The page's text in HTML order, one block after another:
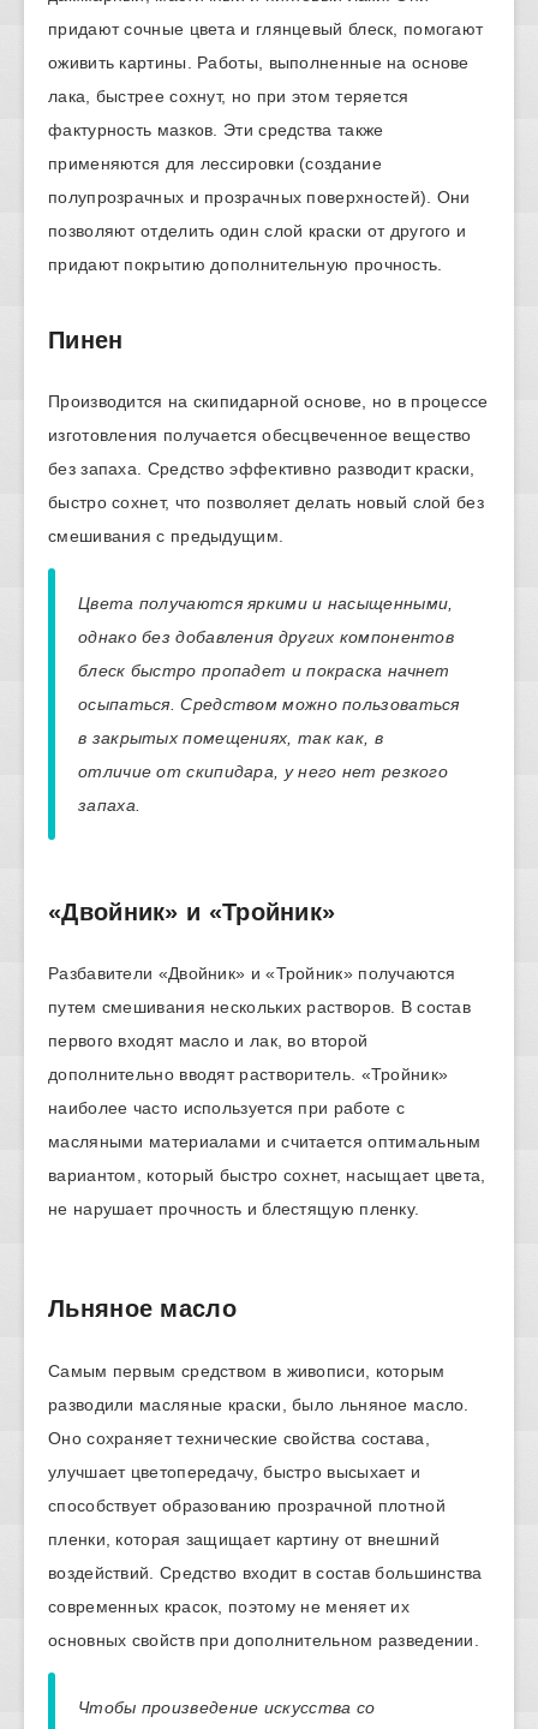
придают сочные цвета и глянцевый блеск, помогают
оживить картины. Работы, выполненные на основе
лака, быстрее сохнут, но при этом теряется
фактурность мазков. Эти средства также
применяются для лессировки (создание
полупрозрачных и прозрачных поверхностей). Они
позволяют отделить один слой краски от другого и
придают покрытию дополнительную прочность.
Пинен
Производится на скипидарной основе, но в процессе
изготовления получается обесцвеченное вещество
без запаха. Средство эффективно разводит краски,
быстро сохнет, что позволяет делать новый слой без
смешивания с предыдущим.
Цвета получаются яркими и насыщенными,
однако без добавления других компонентов
блеск быстро пропадет и покраска начнет
осыпаться. Средством можно пользоваться
в закрытых помещениях, так как, в
отличие от скипидара, у него нет резкого
запаха.
«Двойник» и «Тройник»
Разбавители «Двойник» и «Тройник» получаются
путем смешивания нескольких растворов. В состав
первого входят масло и лак, во второй
дополнительно вводят растворитель. «Тройник»
наиболее часто используется при работе с
масляными материалами и считается оптимальным
вариантом, который быстро сохнет, насыщает цвета,
не нарушает прочность и блестящую пленку.
Льняное масло
Самым первым средством в живописи, которым
разводили масляные краски, было льняное масло.
Оно сохраняет технические свойства состава,
улучшает цветопередачу, быстро высыхает и
способствует образованию прозрачной плотной
пленки, которая защищает картину от внешний
воздействий. Средство входит в состав большинства
современных красок, поэтому не меняет их
основных свойств при дополнительном разведении.
Чтобы произведение искусства со